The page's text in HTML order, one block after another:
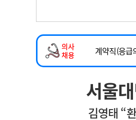
메디 Hospital 지
인포메이션 행
회
의사
채용
마취통증의
계약직(응급
하반기 전공
2026년 하
마취통증의
서울
김영태 “